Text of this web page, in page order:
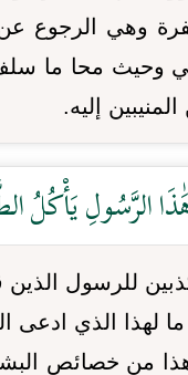
وهي الرجوع
وحيث محا ما
إليه.
هَٰذَا الرَّسُولِ يَأْكُلُ
للرسول الذين
لهذا الذي ادعى
من خصائص البشر